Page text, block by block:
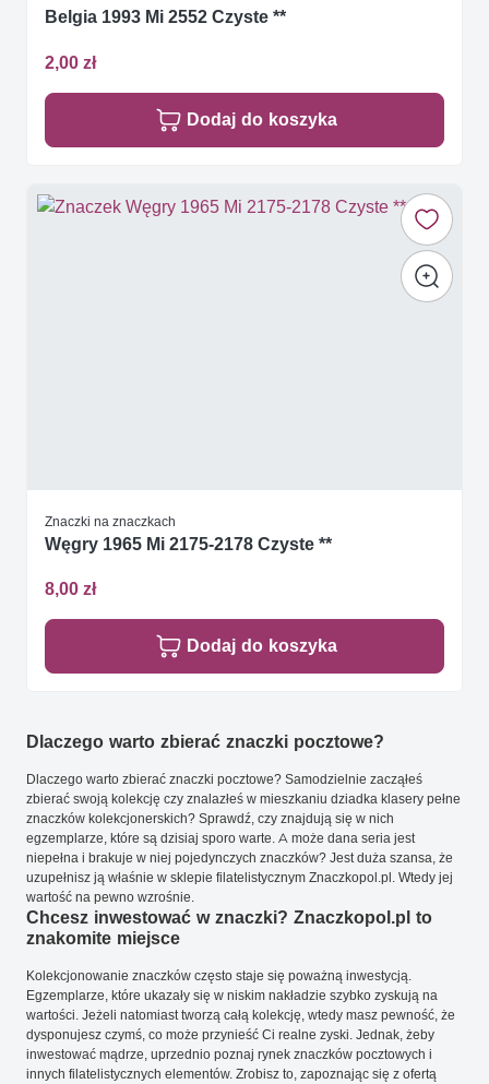
Belgia 1993 Mi 2552 Czyste **
2,00 zł
Dodaj do koszyka
Znaczki na znaczkach
Węgry 1965 Mi 2175-2178 Czyste **
8,00 zł
Dodaj do koszyka
Dlaczego warto zbierać znaczki pocztowe?
Dlaczego warto zbierać znaczki pocztowe? Samodzielnie zacząłeś
zbierać swoją kolekcję czy znalazłeś w mieszkaniu dziadka klasery pełne
znaczków kolekcjonerskich? Sprawdź, czy znajdują się w nich
egzemplarze, które są dzisiaj sporo warte. A może dana seria jest
niepełna i brakuje w niej pojedynczych znaczków? Jest duża szansa, że
uzupełnisz ją właśnie w sklepie filatelistycznym Znaczkopol.pl. Wtedy jej
wartość na pewno wzrośnie.
Chcesz inwestować w znaczki? Znaczkopol.pl to
znakomite miejsce
Kolekcjonowanie znaczków często staje się poważną inwestycją.
Egzemplarze, które ukazały się w niskim nakładzie szybko zyskują na
wartości. Jeżeli natomiast tworzą całą kolekcję, wtedy masz pewność, że
dysponujesz czymś, co może przynieść Ci realne zyski. Jednak, żeby
inwestować mądrze, uprzednio poznaj rynek znaczków pocztowych i
innych filatelistycznych elementów. Zrobisz to, zapoznając się z ofertą